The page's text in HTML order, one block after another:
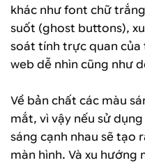
khác như font chữ
suốt (ghost buttons),
soát tính trực quan
web dễ nhìn cũng như
Về bản chất các màu
mắt, vì vậy nếu sử
sáng cạnh nhau sẽ tạo
màn hình. Và xu hướng